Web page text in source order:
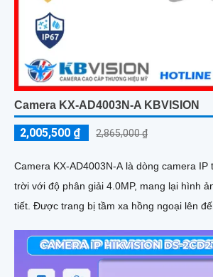
Camera KX-AD4003N-A KBVISION
2,005,500 ₫ 2,865,000 ₫
Camera KX-AD4003N-A là dòng camera IP
trời với độ phân giải 4.0MP, mang lại hình
tiết. Được trang bị tầm xa hồng ngoại lên